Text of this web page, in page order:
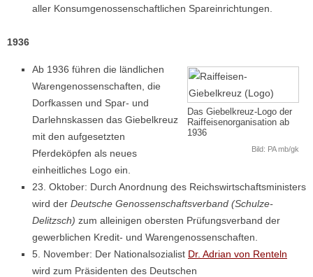
aller Konsumgenossenschaftlichen Spareinrichtungen.
1936
Das Giebelkreuz-Logo der
Raiffeisenorganisation ab
1936
Bild: PA mb/gk
Ab 1936 führen die ländlichen
Warengenossenschaften, die
Dorfkassen und Spar- und
Darlehnskassen das Giebelkreuz
mit den aufgesetzten
Pferdeköpfen als neues
einheitliches Logo ein.
23. Oktober: Durch Anordnung des Reichswirtschaftsministers
wird der Deutsche Genossenschaftsverband (Schulze-
Delitzsch) zum alleinigen obersten Prüfungsverband der
gewerblichen Kredit- und Warengenossenschaften.
5. November: Der Nationalsozialist Dr. Adrian von Renteln
wird zum Präsidenten des Deutschen